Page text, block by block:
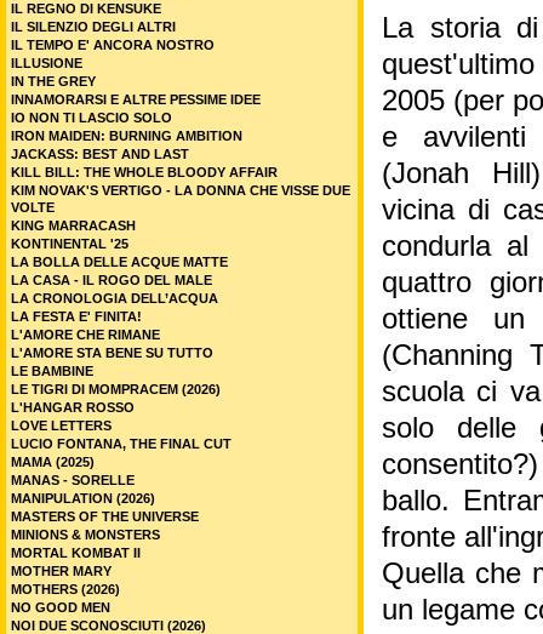
La storia
2005 (per
e avvilenti
(Jonah
vicina di
condurla
quattro
ottiene un
(Channing
scuola ci
solo delle
ballo.
fronte
Quella che
un legame
IL REGNO DI KENSUKE
IL SILENZIO DEGLI ALTRI
IL TEMPO E' ANCORA NOSTRO
ILLUSIONE
IN THE GREY
INNAMORARSI E ALTRE PESSIME IDEE
IO NON TI LASCIO SOLO
IRON MAIDEN: BURNING AMBITION
JACKASS: BEST AND LAST
KILL BILL: THE WHOLE BLOODY AFFAIR
KIM NOVAK'S VERTIGO - LA DONNA CHE VISSE DUE
VOLTE
KING MARRACASH
KONTINENTAL '25
LA BOLLA DELLE ACQUE MATTE
LA CASA - IL ROGO DEL MALE
LA CRONOLOGIA DELL’ACQUA
LA FESTA E' FINITA!
L'AMORE CHE RIMANE
L'AMORE STA BENE SU TUTTO
LE BAMBINE
LE TIGRI DI MOMPRACEM (2026)
L'HANGAR ROSSO
LOVE LETTERS
LUCIO FONTANA, THE FINAL CUT
MAMA (2025)
MANAS - SORELLE
MANIPULATION (2026)
MASTERS OF THE UNIVERSE
MINIONS & MONSTERS
MORTAL KOMBAT II
MOTHER MARY
MOTHERS (2026)
NO GOOD MEN
NOI DUE SCONOSCIUTI (2026)